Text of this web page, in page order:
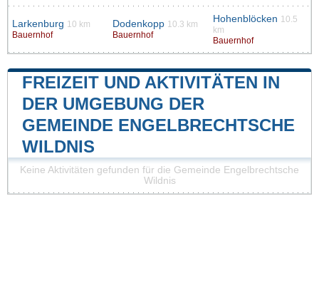
Larkenburg 10 km
Bauernhof
Dodenkopp 10.3 km
Bauernhof
Hohenblöcken 10.5
km
Bauernhof
FREIZEIT UND AKTIVITÄTEN IN
DER UMGEBUNG DER
GEMEINDE ENGELBRECHTSCHE
WILDNIS
Keine Aktivitäten gefunden für die Gemeinde Engelbrechtsche
Wildnis